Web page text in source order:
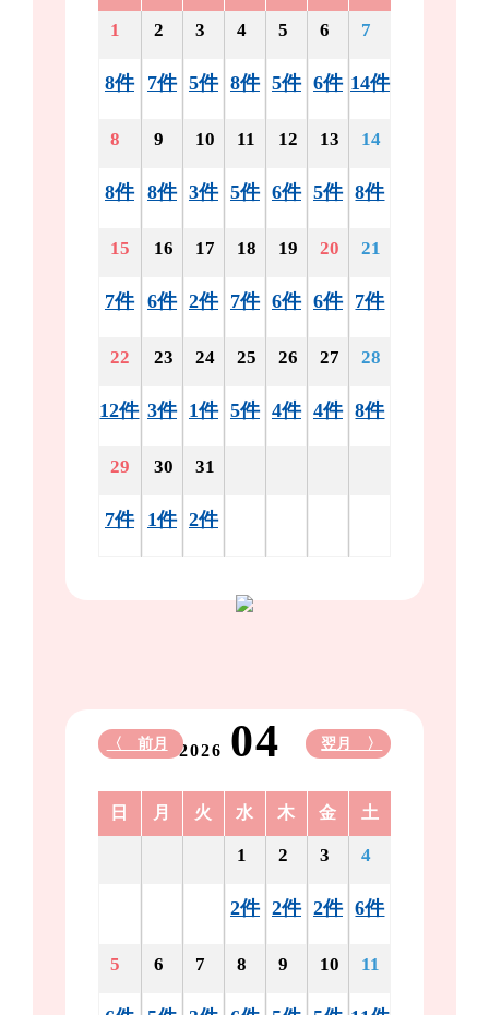
1
8件
2
7件
3
5件
4
8件
5
5件
6
6件
7
14件
8
8件
9
8件
10
3件
11
5件
12
6件
13
5件
14
8件
15
7件
16
6件
17
2件
18
7件
19
6件
20
6件
21
7件
22
12件
23
3件
24
1件
25
5件
26
4件
27
4件
28
8件
29
7件
30
1件
31
2件
2026 04
〈 前月 翌月 〉
日 月 火 水 木 金 土
1
2件
2
2件
3
2件
4
6件
5 6 7 8 9 10 11